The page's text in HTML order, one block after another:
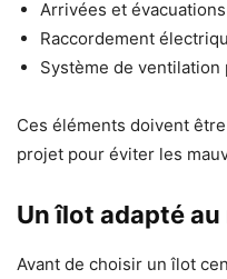
Arrivées et évacuations
Raccordement
Système de ventilation
Ces éléments doivent
projet pour éviter les
Un îlot adapté
Avant de choisir un îlot